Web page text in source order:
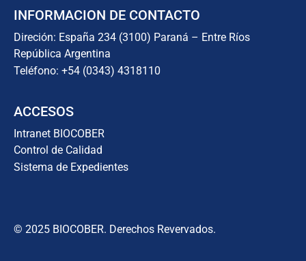
INFORMACION DE CONTACTO
Direción: España 234 (3100) Paraná – Entre Ríos
República Argentina
Teléfono: +54 (0343) 4318110
ACCESOS
Intranet BIOCOBER
Control de Calidad
Sistema de Expedientes
© 2025 BIOCOBER. Derechos Revervados.